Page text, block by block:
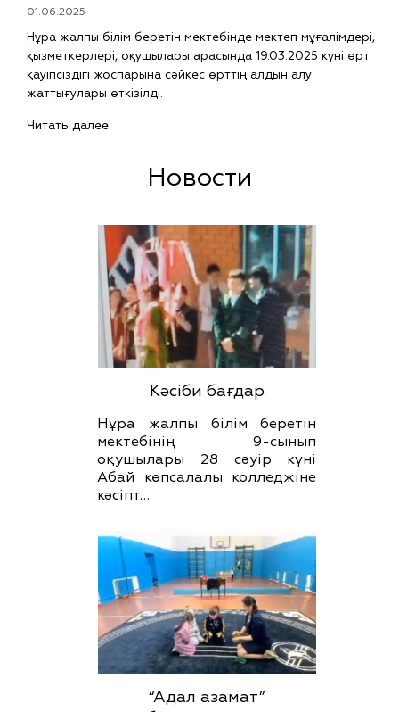
01.06.2025
Нұра жалпы білім беретін мектебінде мектеп мұғалімдері,
қызметкерлері, оқушылары арасында 19.03.2025 күні өрт
қауіпсіздігі жоспарына сәйкес өрттің алдын алу
жаттығулары өткізілді.
Читать далее
Новости
Кәсіби бағдар
Нұра жалпы білім беретін
мектебінің 9-сынып
оқушылары 28 сәуір күні
Абай көпсалалы колледжіне
кәсіпт…
“Адал азамат”